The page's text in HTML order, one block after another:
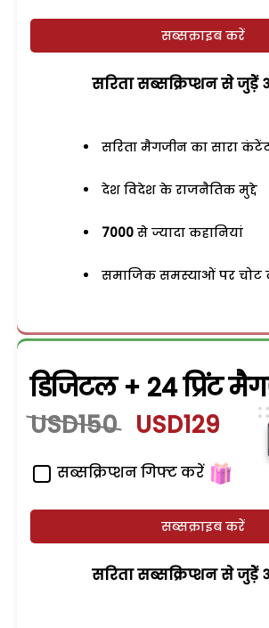
सब्सक्राइब करें
सरिता सब्सक्रिप्शन से जुड़ेें
सरिता मैगजीन का सारा
देश विदेश के राजनैतिक मुद्दे
7000 से ज्यादा कहानियां
समाजिक समस्याओं पर
डिजिटल + 24 प्रिंट
USD150 USD129
सब्सक्रिप्शन गिफ्ट करें
सब्सक्राइब करें
सरिता सब्सक्रिप्शन से जुड़ेें